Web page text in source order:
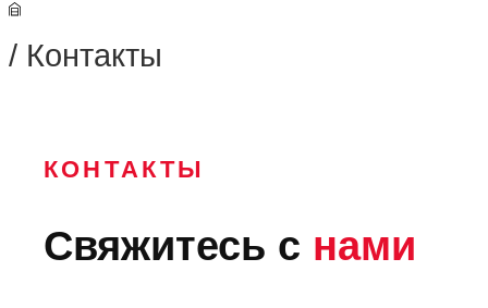
/ Контакты
КОНТАКТЫ
Свяжитесь с нами